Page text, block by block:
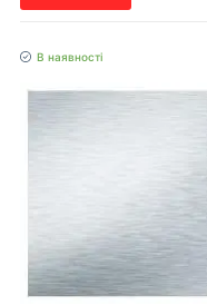
В наявності